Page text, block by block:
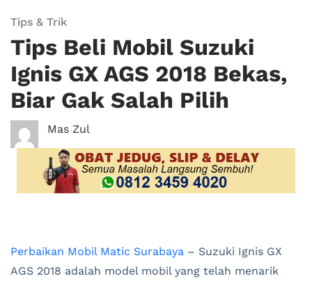
Tips & Trik
Tips Beli Mobil Suzuki
Ignis GX AGS 2018 Bekas,
Biar Gak Salah Pilih
Mas Zul
Perbaikan Mobil Matic Surabaya – Suzuki Ignis GX
AGS 2018 adalah model mobil yang telah menarik